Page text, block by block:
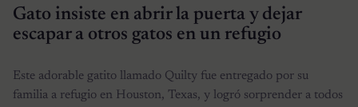
Gato insiste en abrir la puerta y dejar
escapar a otros gatos en un refugio
Este adorable gatito llamado Quilty fue entregado por su
familia a refugio en Houston, Texas, y logró sorprender a todos